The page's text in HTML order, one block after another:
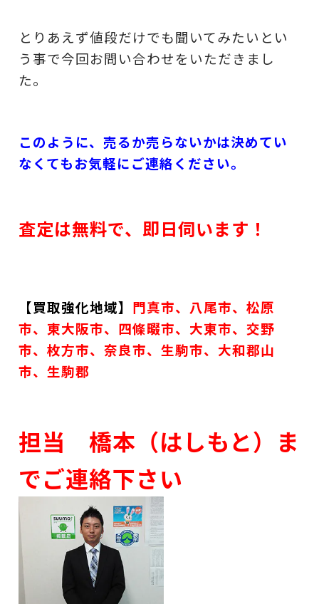
とりあえず値段だけでも聞いてみたいとい
う事で今回お問い合わせをいただきまし
た。
このように、売るか売らないかは決めてい
なくてもお気軽にご連絡ください。
査定は無料で、即日伺います！
【買取強化地域】 門真市、 八尾市、松原
市、東大阪市、四條畷市、大東市、交野
市、枚方市、奈良市、生駒市、大和郡山
市、生駒郡
担当 橋本（はしもと）ま
でご連絡下さい